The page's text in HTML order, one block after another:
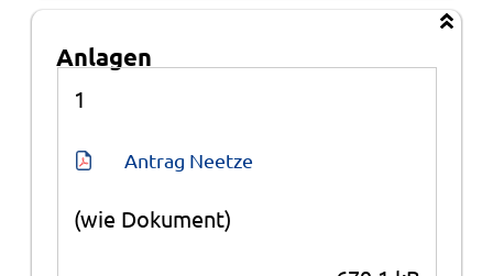
Anlagen
1
Antrag Neetze
(wie Dokument)